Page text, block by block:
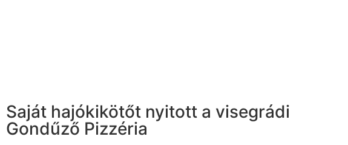
Saját hajókikötőt nyitott a visegrádi
Gondűző Pizzéria